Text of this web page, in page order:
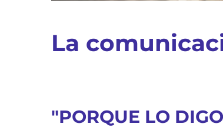
La
"PORQUE LO